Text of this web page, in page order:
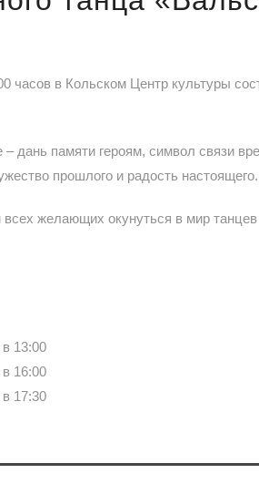
часов в Кольском Центр культуры
– дань памяти героям, символ связи
прошлого и радость настоящего.
желающих окунуться в мир
13:00
16:00
17:30